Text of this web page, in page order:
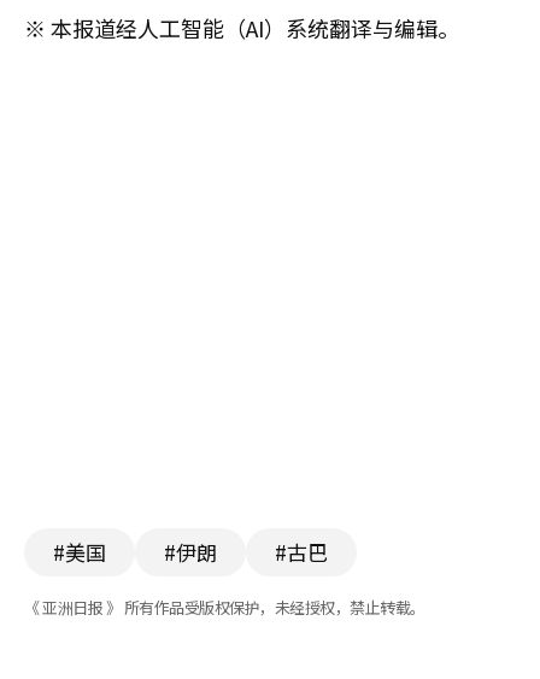
※ 本报道经人工智能（AI）系统翻译与编辑。
#美国 #伊朗 #古巴
《 亚洲日报 》 所有作品受版权保护，未经授权，禁止转载。